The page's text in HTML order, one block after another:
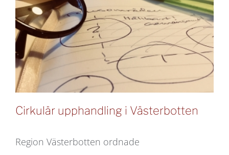
Cirkulär upphandling i Västerbotten
Region Västerbotten ordnade